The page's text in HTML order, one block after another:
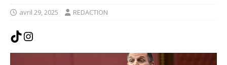
avril 29, 2025 REDACTION